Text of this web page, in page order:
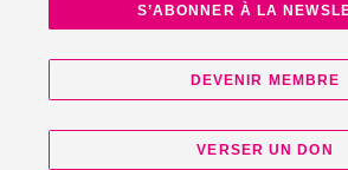
S’ABONNER À LA
DEVENIR MEMBRE
VERSER UN DON